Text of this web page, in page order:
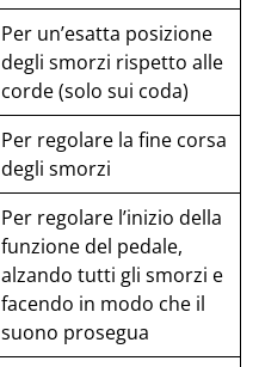
Per un’esatta posizione
degli smorzi rispetto alle
corde (solo sui coda)
Per regolare la fine corsa
degli smorzi
Per regolare l’inizio della
funzione del pedale,
alzando tutti gli smorzi e
facendo in modo che il
suono prosegua